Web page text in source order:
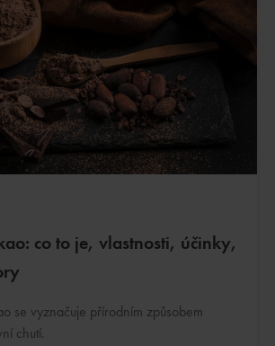
co to je, vlastnosti, účinky,
se vyznačuje přírodním způsobem
chutí.